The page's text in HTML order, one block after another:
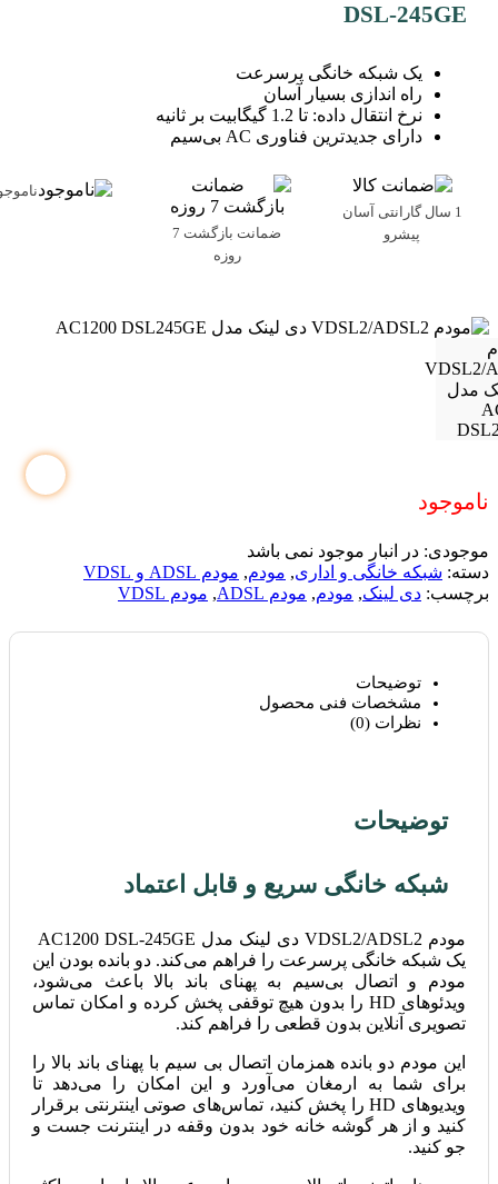
DSL-245GE
یک شبکه خانگی پرسرعت
راه اندازی بسیار آسان
نرخ انتقال داده: تا 1.2 گیگابیت بر ثانیه
دارای جدیدترین فناوری AC بی‌سیم
1 سال گارانتی آسان
پیشرو
ضمانت بازگشت 7
روزه
ناموجود
موجودی: در انبار موجود نمی باشد
دسته: شبکه خانگی و اداری, مودم, مودم ADSL و VDSL
برچسب: دی لینک, مودم, مودم ADSL , مودم VDSL
توضیحات
مشخصات فنی محصول
نظرات (0)
توضیحات
شبکه خانگی سریع و قابل اعتماد
یک شبکه خانگی پرسرعت را فراهم می‌کند. دو بانده بودن این
مودم و اتصال بی‌سیم به پهنای باند بالا باعث می‌شود،
ویدئوهای HD را بدون هیچ توقفی پخش کرده و امکان تماس
تصویری آنلاین بدون قطعی را فراهم کند.
این مودم دو بانده همزمان اتصال بی سیم با پهنای باند بالا را
برای شما به ارمغان می‌آورد و این امکان را می‌دهد تا
ویدیوهای HD را پخش کنید، تماس‌های صوتی اینترنتی برقرار
کنید و از هر گوشه خانه خود بدون وقفه در اینترنت جست و
جو کنید.